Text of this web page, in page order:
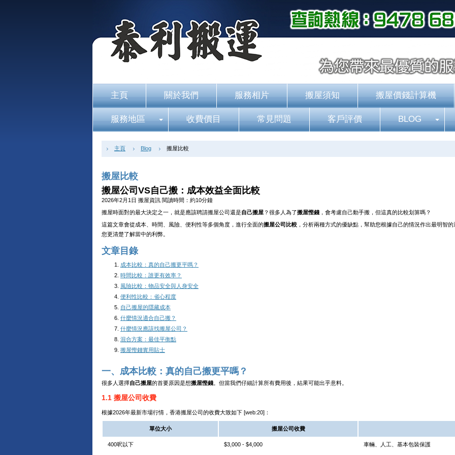
主頁 關於我們 服務相片 搬屋須知 搬屋價錢計算機
服務地區 收費價目 常見問題 客戶評價 BLOG
主頁 Blog 搬屋比較
搬屋比較
搬屋公司VS自己搬：成本效益全面比較
2026年2月1日 搬屋資訊 閱讀時間：約10分鐘
搬屋時面對的最大決定之一，就是應該聘請搬屋公司還是自己搬屋 ？很多人為了搬屋慳錢 ，會考慮自己動手搬，但這真的比較划算嗎？
這篇文章會從成本、時間、風險、便利性等多個角度，進行全面的搬屋公司比較 ，分析兩種方式的優缺點，幫助您根據自己的情況作出最明智
您更清楚了解當中的利弊。
文章目錄
成本比較：真的自己搬更平嗎？
時間比較：誰更有效率？
風險比較：物品安全與人身安全
便利性比較：省心程度
自己搬屋的隱藏成本
什麼情況適合自己搬？
什麼情況應該找搬屋公司？
混合方案：最佳平衡點
搬屋慳錢實用貼士
一、成本比較：真的自己搬更平嗎？
很多人選擇自己搬屋的首要原因是想搬屋慳錢。但當我們仔細計算所有費用後，結果可能出乎意料。
1.1 搬屋公司收費
根據2026年最新市場行情，香港搬屋公司的收費大致如下 [web:20]：
單位大小 搬屋公司收費
400呎以下 $3,000 - $4,000 車輛、人工、基本包裝保護